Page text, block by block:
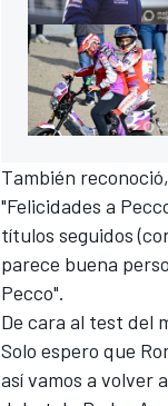
También
"Felicidades a
títulos seguidos
parece buena
Pecco".
De cara al test del
Solo espero que
así vamos a volver